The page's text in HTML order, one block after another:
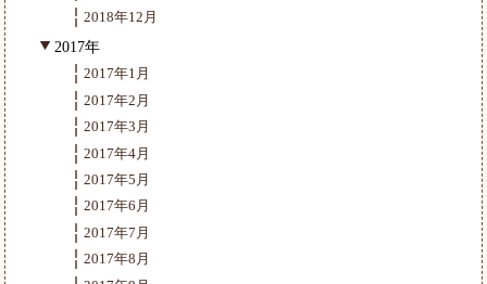
2018年12月
2017年
2017年1月
2017年2月
2017年3月
2017年4月
2017年5月
2017年6月
2017年7月
2017年8月